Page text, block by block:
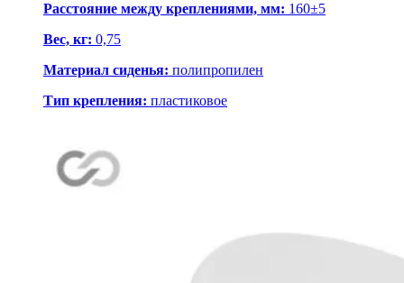
Расстояние между креплениями, мм: 160±5
Вес, кг: 0,75
Материал сиденья: полипропилен
Тип крепления: пластиковое